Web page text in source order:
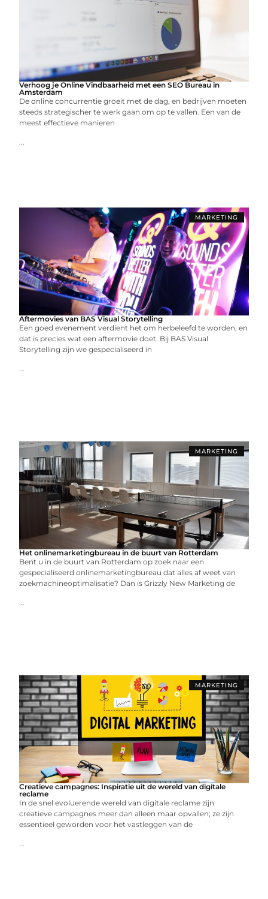
Verhoog je Online Vindbaarheid met een SEO Bureau in
Amsterdam
De online concurrentie groeit met de dag, en bedrijven moeten
steeds strategischer te werk gaan om op te vallen. Een van de
meest effectieve manieren
...
MARKETING
Aftermovies van BAS Visual Storytelling
Een goed evenement verdient het om herbeleefd te worden, en
dat is precies wat een aftermovie doet. Bij BAS Visual
Storytelling zijn we gespecialiseerd in
...
MARKETING
Het onlinemarketingbureau in de buurt van Rotterdam
Bent u in de buurt van Rotterdam op zoek naar een
gespecialiseerd onlinemarketingbureau dat alles af weet van
zoekmachineoptimalisatie? Dan is Grizzly New Marketing de
...
MARKETING
Creatieve campagnes: Inspiratie uit de wereld van digitale
reclame
In de snel evoluerende wereld van digitale reclame zijn
creatieve campagnes meer dan alleen maar opvallen; ze zijn
essentieel geworden voor het vastleggen van de
...